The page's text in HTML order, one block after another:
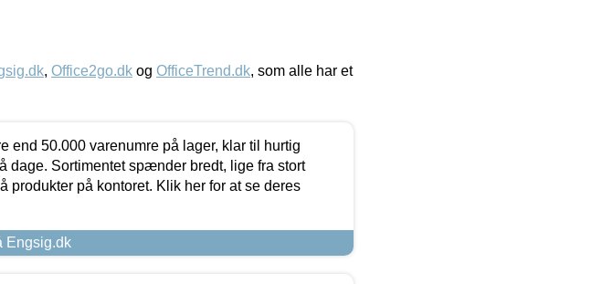
, Office2go.dk og OfficeTrend.dk, som alle har et
end 50.000 varenumre på lager, klar til hurtig
dage. Sortimentet spænder bredt, lige fra stort
produkter på kontoret. Klik her for at se deres
Engsig.dk